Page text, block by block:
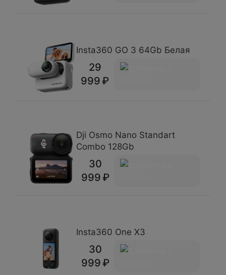
Insta360 GO 3 64Gb Белая
29
999
Dji Osmo Nano Standart
Combo 128Gb
30
999
Insta360 One X3
30
999